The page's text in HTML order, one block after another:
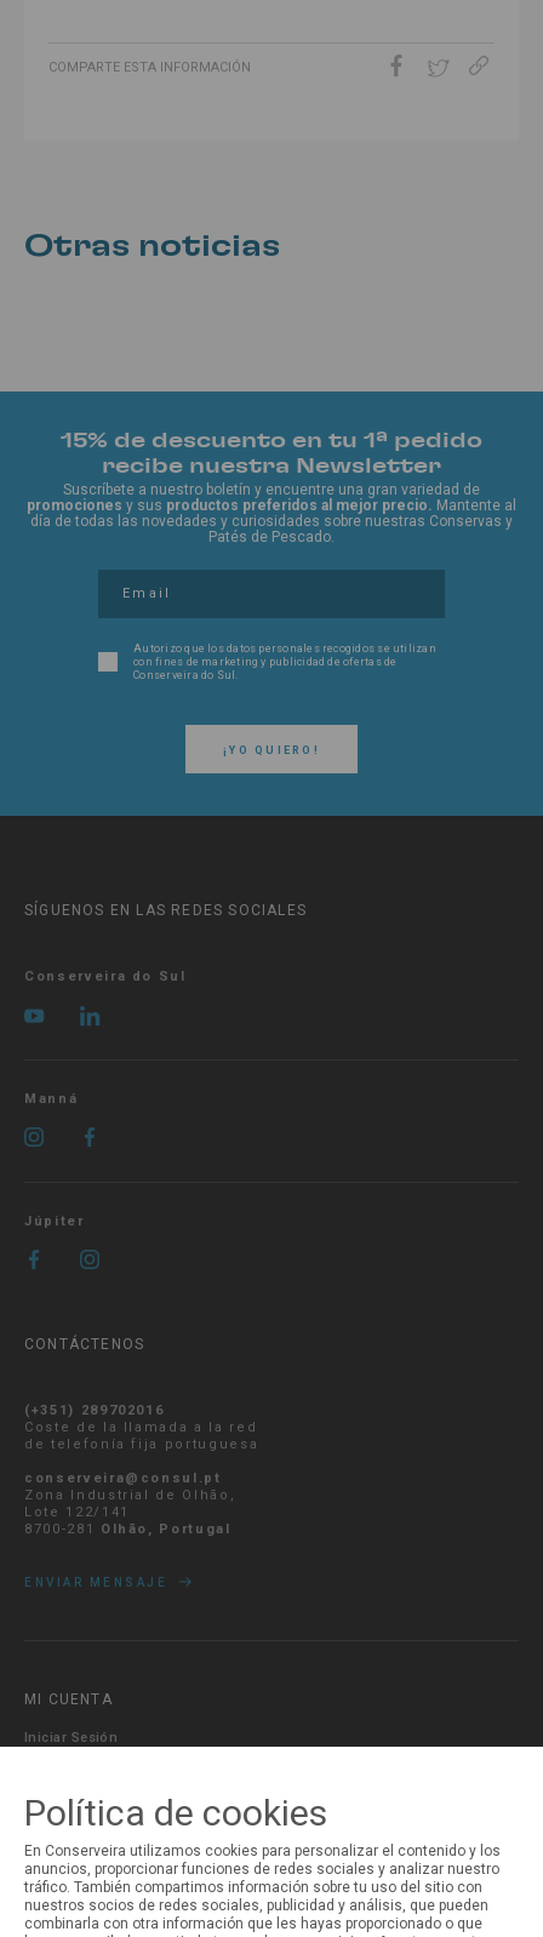
COMPARTE ESTA INFORMACIÓN
Otras noticias
15% de descuento en tu 1ª pedido
recibe nuestra Newsletter
Suscríbete a nuestro boletín y encuentre una gran variedad de
promociones y sus productos preferidos al mejor precio. Mantente al
día de todas las novedades y curiosidades sobre nuestras Conservas y
Patés de Pescado.
¡YO QUIERO!
Autorizo ​​que los datos personales recogidos se utilizan
con fines de marketing y publicidad de ofertas de
Conserveira do Sul.
SÍGUENOS EN LAS REDES SOCIALES
Conserveira do Sul
Manná
Júpiter
CONTÁCTENOS
(+351) 289702016
Coste de la llamada a la red
de telefonía fija portuguesa
conserveira@consul.pt
Zona Industrial de Olhão,
Lote 122/141
8700-281 Olhão, Portugal
ENVIAR MENSAJE
MI CUENTA
Iniciar Sesión
Política de cookies
En Conserveira utilizamos cookies para personalizar el contenido y los
anuncios, proporcionar funciones de redes sociales y analizar nuestro
tráfico. También compartimos información sobre tu uso del sitio con
nuestros socios de redes sociales, publicidad y análisis, que pueden
combinarla con otra información que les hayas proporcionado o que